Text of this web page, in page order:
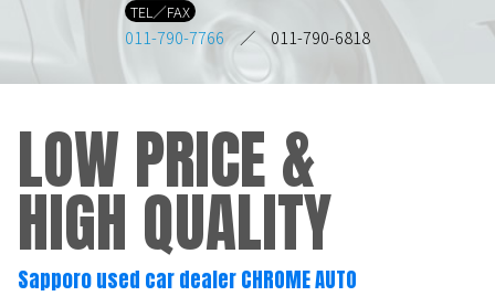
TEL／FAX
011-790-7766 ／ 011-790-6818
LOW PRICE &
HIGH QUALITY
Sapporo used car dealer CHROME AUTO